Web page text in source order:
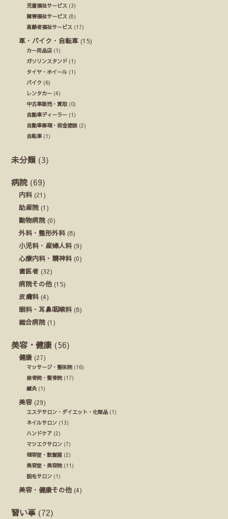
児童福祉サービス (3)
障害福祉サービス (8)
高齢者福祉サービス (17)
車・バイク・自転車 (15)
カー用品店 (1)
ガソリンスタンド (1)
タイヤ・ホイール (1)
バイク (6)
レンタカー (4)
中古車販売・買取 (0)
自動車ディーラー (1)
自動車修理・板金塗装 (2)
自転車(1)
未分類 (3)
病院 (69)
内科 (21)
助産院 (1)
動物病院 (0)
外科・整形外科 (8)
小児科・産婦人科 (9)
心療内科・精神科 (0)
歯医者 (32)
病院その他 (15)
皮膚科 (4)
眼科・耳鼻咽喉科 (8)
総合病院 (1)
美容・健康 (56)
健康 (27)
マッサージ・整体院(16)
接骨院・整骨院(17)
鍼灸(1)
美容 (29)
エステサロン・ダイエット・化粧品 (1)
ネイルサロン (13)
ハンドケア (2)
マツエクサロン (7)
理容室・散髪屋 (2)
美容室・美容院(11)
脱毛サロン (1)
美容・健康その他 (4)
習い事 (72)